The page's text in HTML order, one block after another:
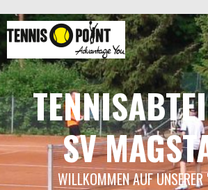
zum
Inhalt
SV
WILLKOMMEN AUF UNSERER